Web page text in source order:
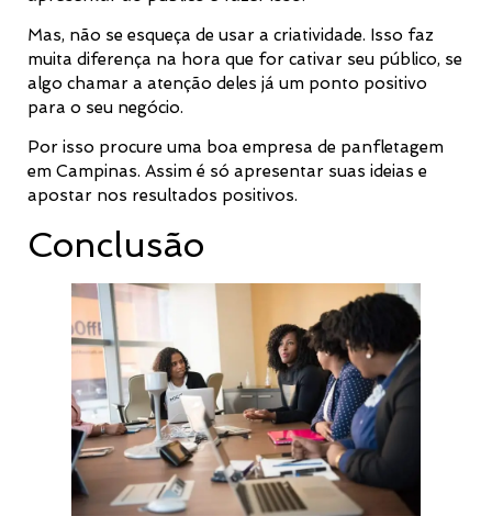
Mas, não se esqueça de usar a criatividade. Isso faz
muita diferença na hora que for cativar seu público, se
algo chamar a atenção deles já um ponto positivo
para o seu negócio.
Por isso procure uma boa empresa de panfletagem
em Campinas. Assim é só apresentar suas ideias e
apostar nos resultados positivos.
Conclusão